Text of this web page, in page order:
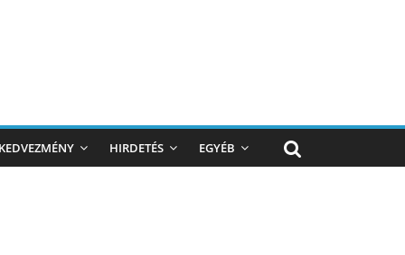
KEDVEZMÉNY HIRDETÉS EGYÉB